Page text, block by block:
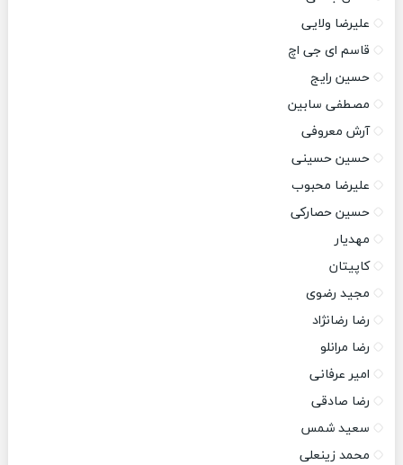
علیرضا ولایی
قاسم ای جی اچ
حسین رایج
مصطفی سابین
آرش معروفی
حسین حسینی
علیرضا محبوب
حسین حصارکی
مهدیار
کاپیتان
مجید رضوی
رضا رضانژاد
رضا مرانلو
امیر عرفانی
رضا صادقی
سعید شمس
محمد زینعلی